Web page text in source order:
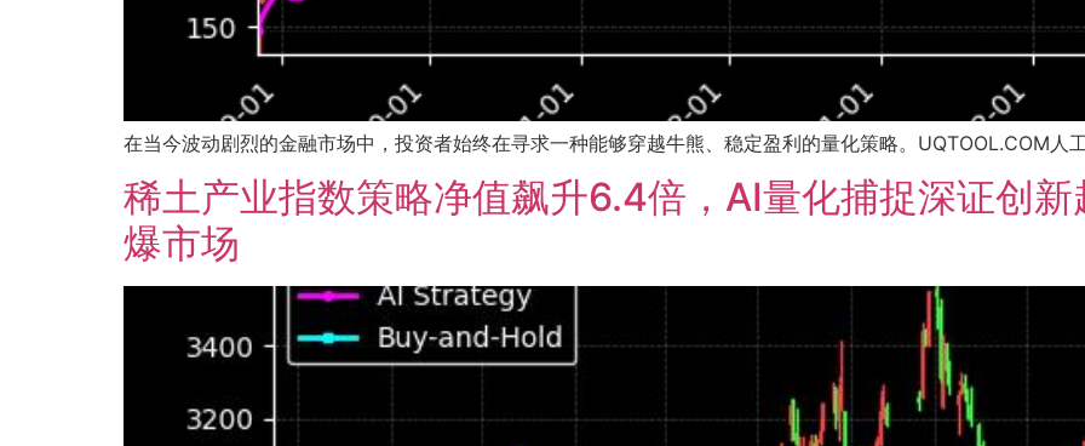
在当今波动剧烈的金融市场中，投资者始终在寻求一种能够穿越牛熊、稳定盈利的量化策略。UQTOOL.COM人
稀土产业指数策略净值飙升6.4倍，AI量化捕捉深证创
爆市场